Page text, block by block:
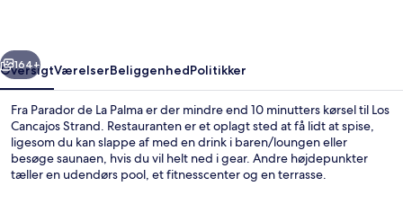
Næste
164+
OversigtVærelserBeliggenhedPolitikker
Fra Parador de La Palma er der mindre end 10 minutters kørsel til Los
Cancajos Strand. Restauranten er et oplagt sted at få lidt at spise,
ligesom du kan slappe af med en drink i baren/loungen eller
besøge saunaen, hvis du vil helt ned i gear. Andre højdepunkter
tæller en udendørs pool, et fitnesscenter og en terrasse.